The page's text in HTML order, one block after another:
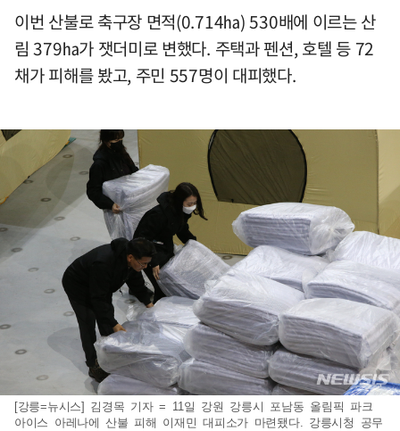
이번 산불로 축구장 면적(0.714㏊) 530배에 이르는 산
림 379㏊가 잿더미로 변했다. 주택과 펜션, 호텔 등 72
채가 피해를 봤고, 주민 557명이 대피했다.
[강릉=뉴시스] 김경목 기자 = 11일 강원 강릉시 포남동 올림픽 파크
아이스 아레나에 산불 피해 이재민 대피소가 마련됐다. 강릉시청 공무